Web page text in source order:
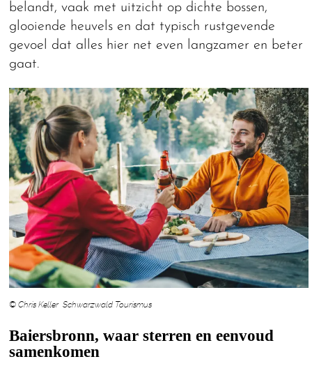
belandt, vaak met uitzicht op dichte bossen,
glooiende heuvels en dat typisch rustgevende
gevoel dat alles hier net even langzamer en beter
gaat.
© Chris Keller Schwarzwald Tourismus
Baiersbronn, waar sterren en eenvoud
samenkomen